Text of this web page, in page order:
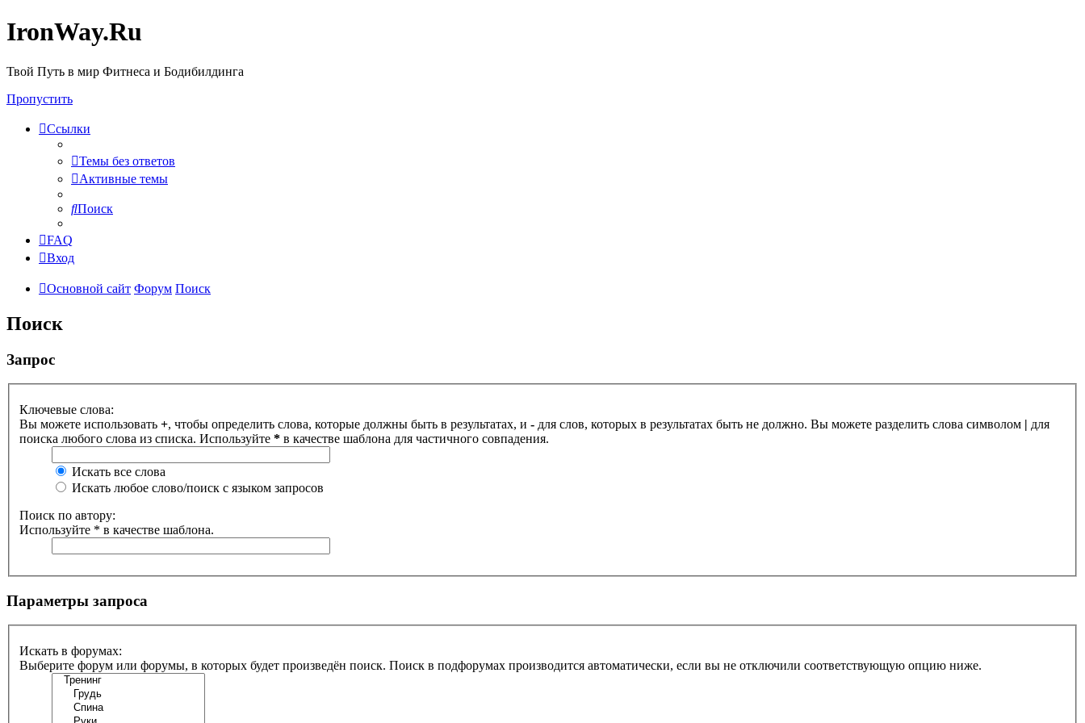
IronWay.Ru
Твой Путь в мир Фитнеса и Бодибилдинга
Пропустить
Ссылки
Темы без ответов
Активные темы
Поиск
FAQ
Вход
Основной сайт Форум Поиск
Поиск
Запрос
Ключевые слова:
Вы можете использовать +, чтобы определить слова, которые должны быть в результатах, и - для слов, которых в результатах быть не должно. Вы можете разделить слова символом | для
поиска любого слова из списка. Используйте * в качестве шаблона для частичного совпадения.
Искать все слова
Искать любое слово/поиск с языком запросов
Поиск по автору:
Используйте * в качестве шаблона.
Параметры запроса
Искать в форумах:
Выберите форум или форумы, в которых будет произведён поиск. Поиск в подфорумах производится автоматически, если вы не отключили соответствующую опцию ниже.